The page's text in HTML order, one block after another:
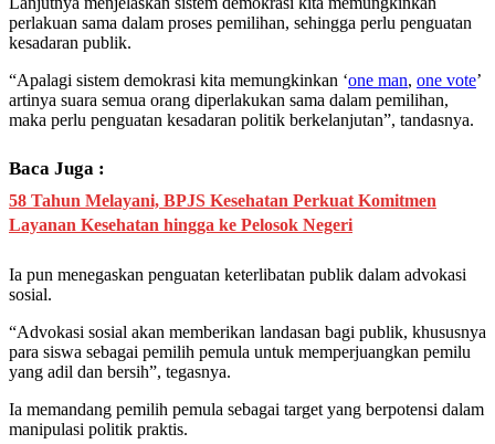
perlakuan sama dalam proses pemilihan, sehingga perlu penguatan
kesadaran publik.
“Apalagi sistem demokrasi kita memungkinkan ‘one man, one vote’
artinya suara semua orang diperlakukan sama dalam pemilihan,
maka perlu penguatan kesadaran politik berkelanjutan”, tandasnya.
Baca Juga :
58 Tahun Melayani, BPJS Kesehatan Perkuat Komitmen
Layanan Kesehatan hingga ke Pelosok Negeri
Ia pun menegaskan penguatan keterlibatan publik dalam advokasi
sosial.
“Advokasi sosial akan memberikan landasan bagi publik, khususnya
para siswa sebagai pemilih pemula untuk memperjuangkan pemilu
yang adil dan bersih”, tegasnya.
Ia memandang pemilih pemula sebagai target yang berpotensi dalam
manipulasi politik praktis.